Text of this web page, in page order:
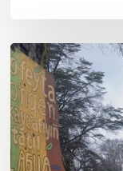
En
defensa
del
Salto
Donguil